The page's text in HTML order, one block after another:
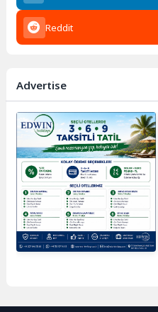
Reddit
Advertise